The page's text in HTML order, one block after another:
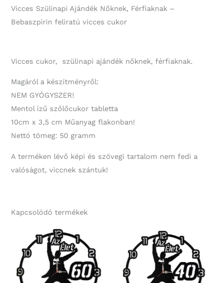
Vicces Szülinapi Ajándék Nőknek, Férfiaknak –
Bebaszpirin feliratú vicces cukor
Vicces cukor, szülinapi ajándék nőknek, férfiaknak.
Magáról a készítményről:
NEM GYÓGYSZER!
Mentol ízű szőlőcukor tabletta
10cm x 3,5 cm Műanyag flakonban!
Nettó tömeg: 50 gramm
A terméken lévő képi és szövegi tartalom nem fedi a
valóságot, viccnek szántuk!
Kapcsolódó termékek